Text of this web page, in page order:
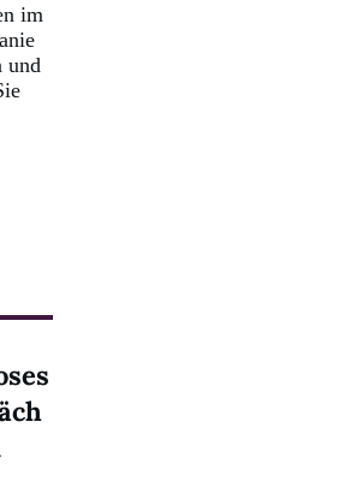
im
und